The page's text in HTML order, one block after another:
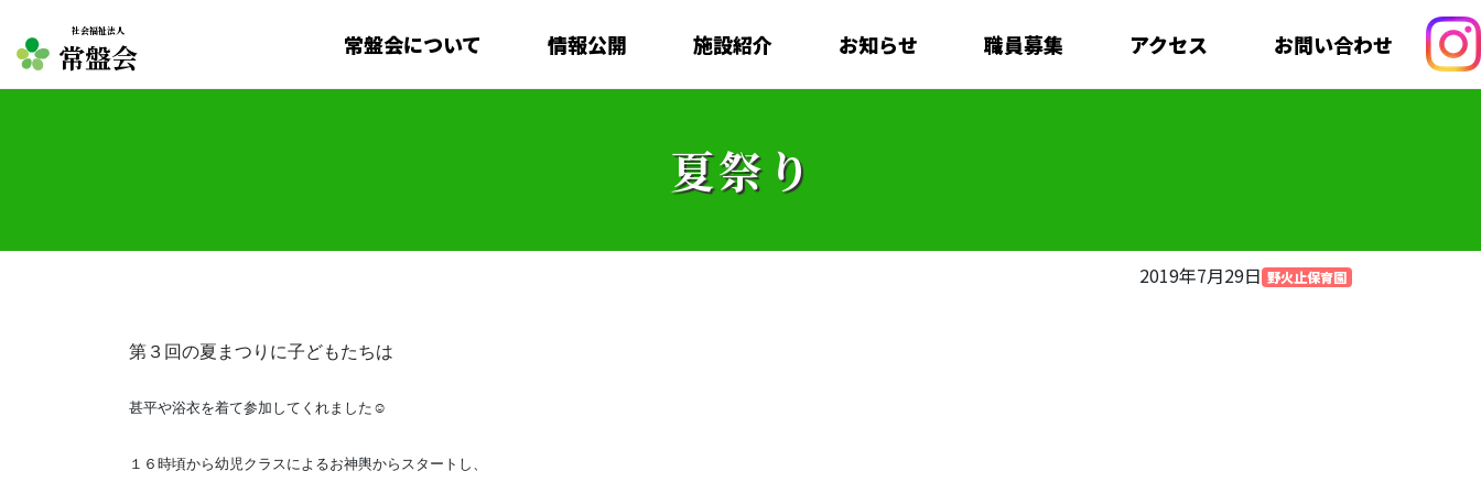
社会福祉法人
常盤会 常盤会について 情報公開 施設紹介 お知らせ 職員募集 アクセス お問い合わせ
夏祭り
2019年7月29日 野火止保育園
第３回の夏まつりに子どもたちは
甚平や浴衣を着て参加してくれました☺
１６時頃から幼児クラスによるお神輿から スタートし、